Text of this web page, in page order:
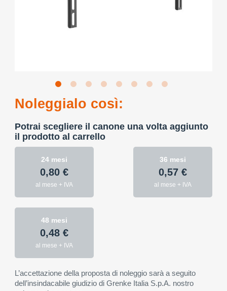
Noleggialo così:
Potrai scegliere il canone una volta aggiunto
il prodotto al carrello
24 mesi
0,80 €
al mese + IVA
36 mesi
0,57 €
al mese + IVA
48 mesi
0,48 €
al mese + IVA
L’accettazione della proposta di noleggio sarà a seguito
dell’insindacabile giudizio di Grenke Italia S.p.A. nostro